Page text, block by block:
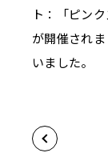
ト：「ピン
が開催され
いました。